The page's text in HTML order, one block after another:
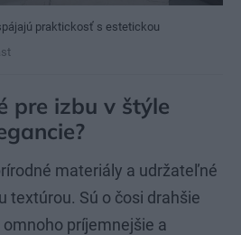
praktickosť s estetickou
pre izbu v štýle
materiály a udržateľné
textúrou. Sú o čosi drahšie
príjemnejšie a